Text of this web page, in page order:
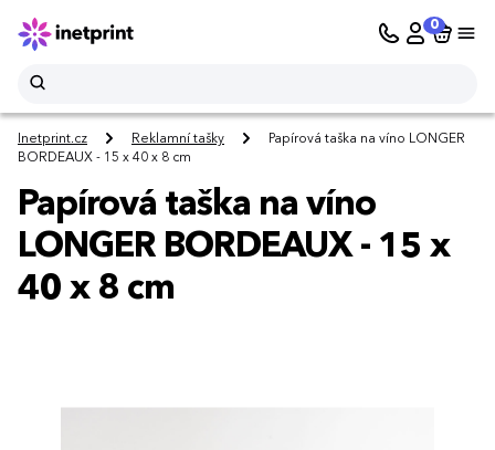
0
Inetprint.cz Reklamní tašky
Papírová taška na víno LONGER
BORDEAUX - 15 x 40 x 8 cm
Papírová taška na víno
LONGER BORDEAUX - 15 x
40 x 8 cm